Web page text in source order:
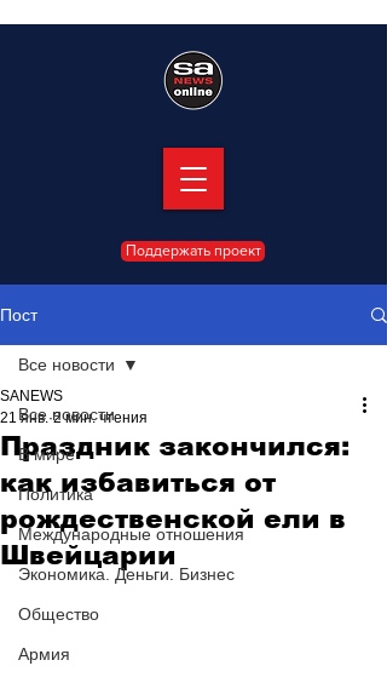
Поддержать проект
Пост
Все новости
В мире
Политика
Международные отношения
Экономика. Деньги. Бизнес
Общество
Армия
Все новости
Праздник закончился:
как избавиться от
рождественской ели в
Швейцарии
SANEWS
21 янв. 2 мин. чтения